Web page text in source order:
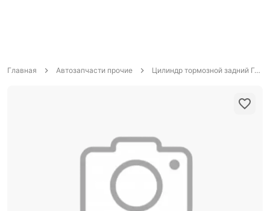
Главная Автозапчасти прочие Цилиндр тормозной задний ГАЗ/УАЗ х25 штуцер М10 саморазводящийся